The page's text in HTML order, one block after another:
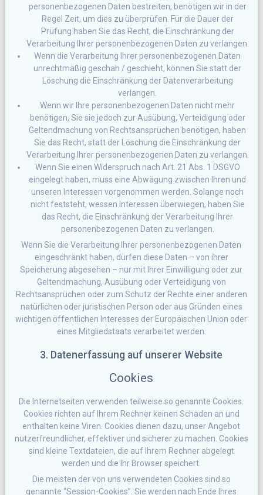
personenbezogenen Daten bestreiten, benötigen wir in der
Regel Zeit, um dies zu überprüfen. Für die Dauer der
Prüfung haben Sie das Recht, die Einschränkung der
Verarbeitung Ihrer personenbezogenen Daten zu verlangen.
Wenn die Verarbeitung Ihrer personenbezogenen Daten
unrechtmäßig geschah / geschieht, können Sie statt der
Löschung die Einschränkung der Datenverarbeitung
verlangen.
Wenn wir Ihre personenbezogenen Daten nicht mehr
benötigen, Sie sie jedoch zur Ausübung, Verteidigung oder
Geltendmachung von Rechtsansprüchen benötigen, haben
Sie das Recht, statt der Löschung die Einschränkung der
Verarbeitung Ihrer personenbezogenen Daten zu verlangen.
Wenn Sie einen Widerspruch nach Art. 21 Abs. 1 DSGVO
eingelegt haben, muss eine Abwägung zwischen Ihren und
unseren Interessen vorgenommen werden. Solange noch
nicht feststeht, wessen Interessen überwiegen, haben Sie
das Recht, die Einschränkung der Verarbeitung Ihrer
personenbezogenen Daten zu verlangen.
Wenn Sie die Verarbeitung Ihrer personenbezogenen Daten
eingeschränkt haben, dürfen diese Daten – von ihrer
Speicherung abgesehen – nur mit Ihrer Einwilligung oder zur
Geltendmachung, Ausübung oder Verteidigung von
Rechtsansprüchen oder zum Schutz der Rechte einer anderen
natürlichen oder juristischen Person oder aus Gründen eines
wichtigen öffentlichen Interesses der Europäischen Union oder
eines Mitgliedstaats verarbeitet werden.
3. Datenerfassung auf unserer Website
Cookies
Die Internetseiten verwenden teilweise so genannte Cookies.
Cookies richten auf Ihrem Rechner keinen Schaden an und
enthalten keine Viren. Cookies dienen dazu, unser Angebot
nutzerfreundlicher, effektiver und sicherer zu machen. Cookies
sind kleine Textdateien, die auf Ihrem Rechner abgelegt
werden und die Ihr Browser speichert.
Die meisten der von uns verwendeten Cookies sind so
genannte “Session-Cookies”. Sie werden nach Ende Ihres